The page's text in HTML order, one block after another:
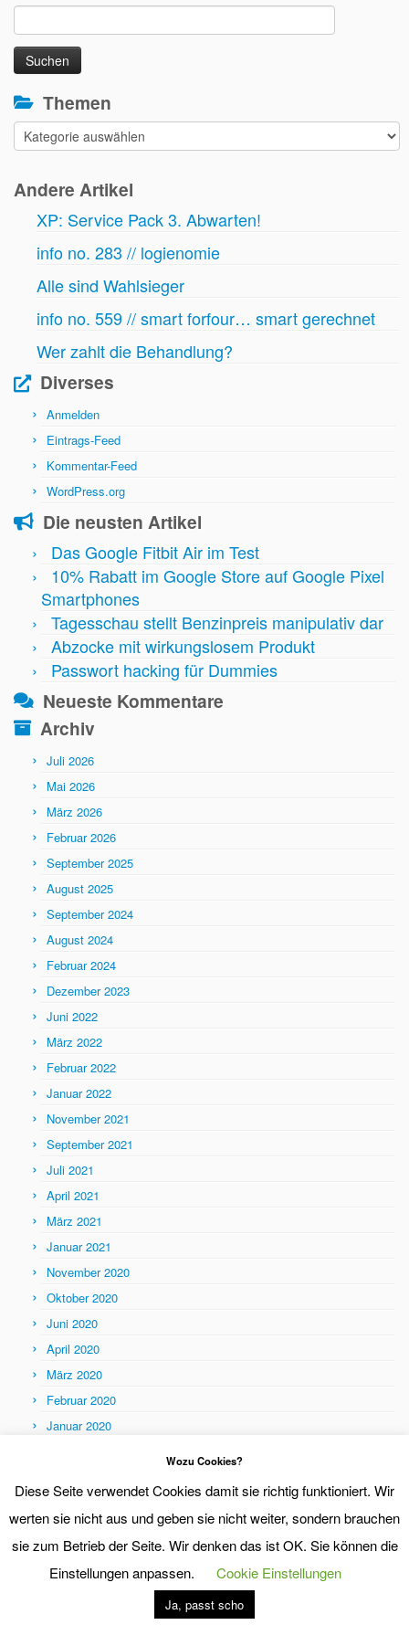
Suchen
nach:
Themen
Themen
Andere Artikel
XP: Service Pack 3. Abwarten!
info no. 283 // logienomie
Alle sind Wahlsieger
info no. 559 // smart forfour… smart gerechnet
Wer zahlt die Behandlung?
Diverses
Anmelden
Eintrags-Feed
Kommentar-Feed
WordPress.org
Die neusten Artikel
Das Google Fitbit Air im Test
10% Rabatt im Google Store auf Google Pixel
Smartphones
Tagesschau stellt Benzinpreis manipulativ dar
Abzocke mit wirkungslosem Produkt
Passwort hacking für Dummies
Neueste Kommentare
Archiv
Juli 2026
Mai 2026
März 2026
Februar 2026
September 2025
August 2025
September 2024
August 2024
Februar 2024
Dezember 2023
Juni 2022
März 2022
Februar 2022
Januar 2022
November 2021
September 2021
Juli 2021
April 2021
März 2021
Januar 2021
November 2020
Oktober 2020
Juni 2020
April 2020
März 2020
Februar 2020
Januar 2020
Themen
Präsentiert von ·Entworfen mit dem
Wozu Cookies?
Diese Seite verwendet Cookies damit sie richtig funktioniert. Wir
werten sie nicht aus und geben sie nicht weiter, sondern brauchen
sie zum Betrieb der Seite. Wir denken das ist OK. Sie können die
Einstellungen anpassen.
Cookie Einstellungen
Ja, passt scho